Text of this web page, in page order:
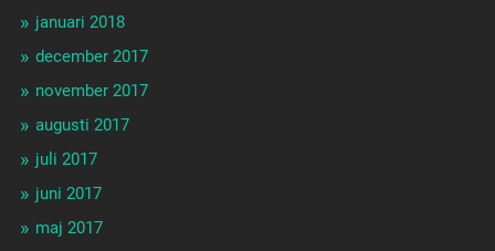
januari 2018
december 2017
november 2017
augusti 2017
juli 2017
juni 2017
maj 2017